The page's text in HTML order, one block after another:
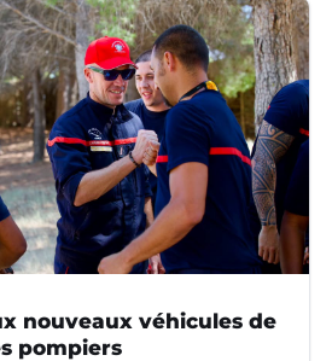
nouveaux véhicules de
pompiers